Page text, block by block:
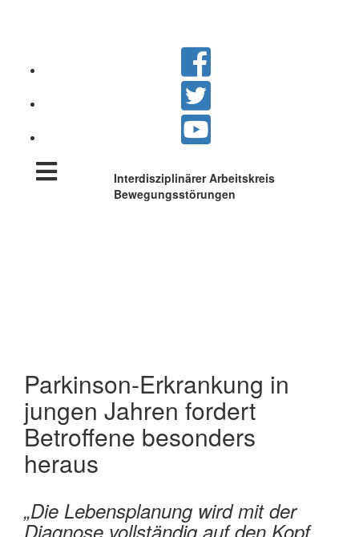
Interdisziplinärer Arbeitskreis
Bewegungsstörungen
Parkinson-Erkrankung in
jungen Jahren fordert
Betroffene besonders
heraus
„Die Lebensplanung wird mit der
Diagnose vollständig auf den Kopf